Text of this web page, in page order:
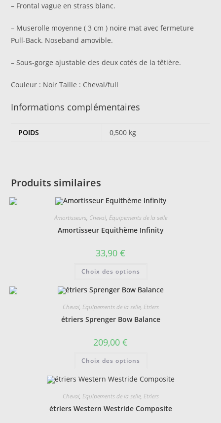
– Frontal vague en strass blanc.
– Muserolle moyenne ( 3 cm ) noire mat avec fermeture
Pull-Back. Noseband amovible.
– Sous-gorge ajustable des deux cotés de la têtière.
Couleur : Noir Taille : Cheval/full
Informations complémentaires
POIDS 0,500 kg
Produits similaires
Amortisseurs, Cheval, Equipements de la selle
Amortisseur Equithème Infinity
33,90 €
Choix des options
plusieurs
variations.
options
être
Cheval, Equipements de la selle, Etriers
étriers Sprenger Bow Balance
209,00 €
Choix des options
plusieurs
variations.
options
être
Cheval, Equipements de la selle, Etriers
étriers Western Westride Composite